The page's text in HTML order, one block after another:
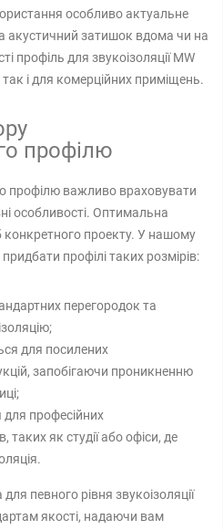
особливо актуальне
акустичний затишок вдома чи на
профіль для звукоізоляції MW
і для комерційних приміщень.
профілю
профілю важливо враховувати
особливості. Оптимальна
проекту. У нашому
профілі таких розмірів:
перегородок та
для посилених
запобігаючи проникненню
професійних
таких як студії або офіси, де
певного рівня звукоізоляції
якості, надаючи вам